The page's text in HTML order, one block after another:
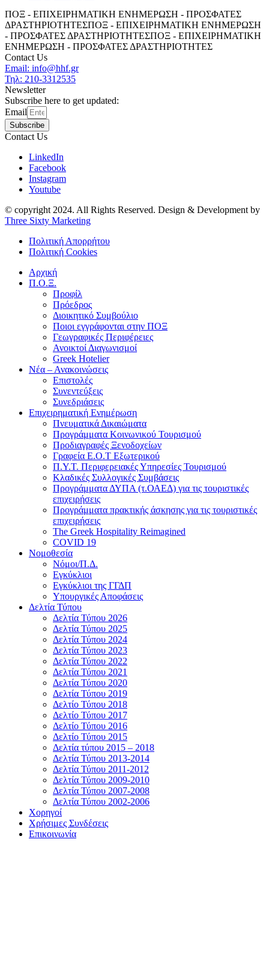
ΠΟΞ - ΕΠΙΧΕΙΡΗΜΑΤΙΚΗ ΕΝΗΜΕΡΩΣΗ - ΠΡΟΣΦΑΤΕΣ
ΔΡΑΣΤΗΡΙΟΤΗΤΕΣΠΟΞ - ΕΠΙΧΕΙΡΗΜΑΤΙΚΗ ΕΝΗΜΕΡΩΣΗ
- ΠΡΟΣΦΑΤΕΣ ΔΡΑΣΤΗΡΙΟΤΗΤΕΣΠΟΞ - ΕΠΙΧΕΙΡΗΜΑΤΙΚΗ
ΕΝΗΜΕΡΩΣΗ - ΠΡΟΣΦΑΤΕΣ ΔΡΑΣΤΗΡΙΟΤΗΤΕΣ
Contact Us
Email: info@hhf.gr
Τηλ: 210-3312535
Newsletter
Subscribe here to get updated:
Email
Subscribe
Contact Us
LinkedIn
Facebook
Instagram
Youtube
© copyright 2024. All Rights Reserved. Design & Development by
Three Sixty Marketing
Πολιτική Απορρήτου
Πολιτική Cookies
Αρχική
Π.Ο.Ξ.
Προφίλ
Πρόεδρος
Διοικητικό Συμβούλιο
Ποιοι εγγράφονται στην ΠΟΞ
Γεωγραφικές Περιφέρειες
Ανοικτοί Διαγωνισμoί
Greek Hotelier
Νέα – Ανακοινώσεις
Επιστολές
Συνεντεύξεις
Συνεδριάσεις
Επιχειρηματική Ενημέρωση
Πνευματικά Δικαιώματα
Προγράμματα Κοινωνικού Τουρισμού
Προδιαγραφές Ξενοδοχείων
Γραφεία Ε.Ο.Τ Εξωτερικού
Π.Υ.Τ. Περιφερειακές Υπηρεσίες Τουρισμού
Κλαδικές Συλλογικές Συμβάσεις
Προγράμματα ΔΥΠΑ (τ.ΟΑΕΔ) για τις τουριστικές
επιχειρήσεις
Προγράμματα πρακτικής άσκησης για τις τουριστικές
επιχειρήσεις
The Greek Hospitality Reimagined
COVID 19
Νομοθεσία
Νόμοι/Π.Δ.
Εγκύκλιοι
Εγκύκλιοι της ΓΓΔΠ
Υπουργικές Αποφάσεις
Δελτία Τύπου
Δελτία Τύπου 2026
Δελτία Τύπου 2025
Δελτία Τύπου 2024
Δελτία Τύπου 2023
Δελτία Τύπου 2022
Δελτία Τύπου 2021
Δελτία Τύπου 2020
Δελτία Τύπου 2019
Δελτίο Τύπου 2018
Δελτίο Τύπου 2017
Δελτίο Τύπου 2016
Δελτίο Τύπου 2015
Δελτία τύπου 2015 – 2018
Δελτία Τύπου 2013-2014
Δελτία Τύπου 2011-2012
Δελτία Τύπου 2009-2010
Δελτία Τύπου 2007-2008
Δελτία Τύπου 2002-2006
Χορηγοί
Χρήσιμες Συνδέσεις
Επικοινωνία